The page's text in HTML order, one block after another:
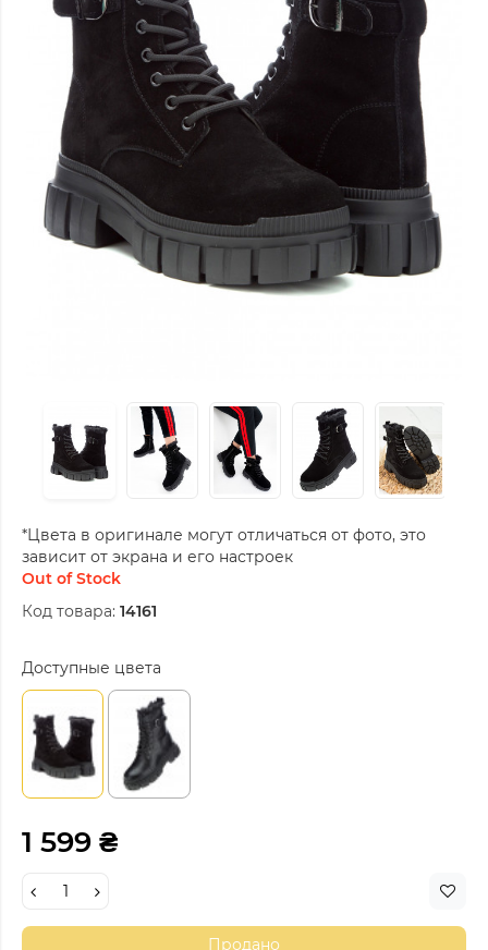
*Цвета в оригинале могут отличаться от фото, это
зависит от экрана и его настроек
Out of Stock
Код товара: 14161
Доступные цвета
1 599 ₴
Продано